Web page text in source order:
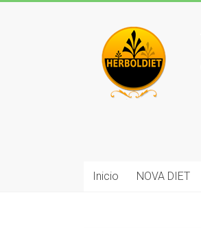
Inicio NOVA DIET